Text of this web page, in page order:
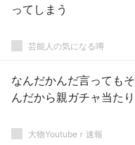
ってしまう
芸能人の気になる噂
なんだかんだ言っても
んだから親ガチャ当た
大物Youtubeｒ速報